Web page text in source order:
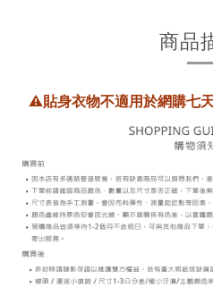
商品
⚠️貼身衣物不適用於網購七